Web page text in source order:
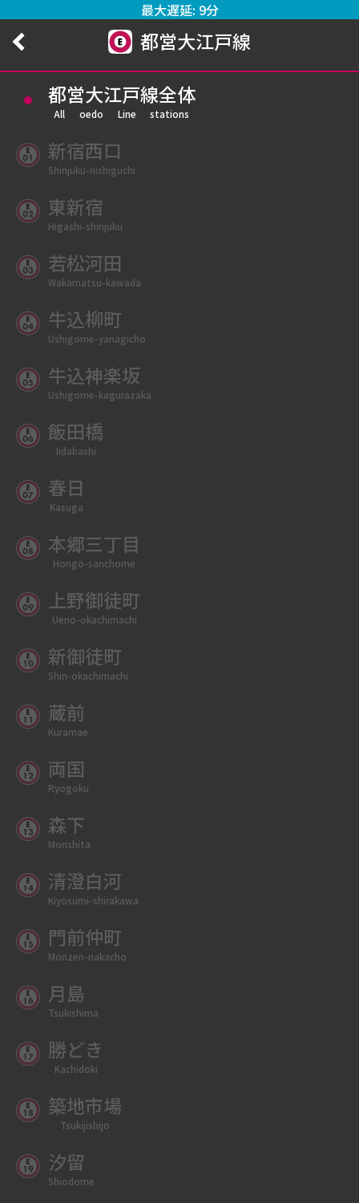
最大遅延: 9分
都営大江戸線
都営大江戸線全体
All oedo Line stations
新宿西口
Shinjuku-nishiguchi
東新宿
Higashi-shinjuku
若松河田
Wakamatsu-kawada
牛込柳町
Ushigome-yanagicho
牛込神楽坂
Ushigome-kagurazaka
飯田橋
Iidabashi
春日
Kasuga
本郷三丁目
Hongo-sanchome
上野御徒町
Ueno-okachimachi
新御徒町
Shin-okachimachi
蔵前
Kuramae
両国
Ryogoku
森下
Morishita
清澄白河
Kiyosumi-shirakawa
門前仲町
Monzen-nakacho
月島
Tsukishima
勝どき
Kachidoki
築地市場
Tsukijishijo
汐留
Shiodome